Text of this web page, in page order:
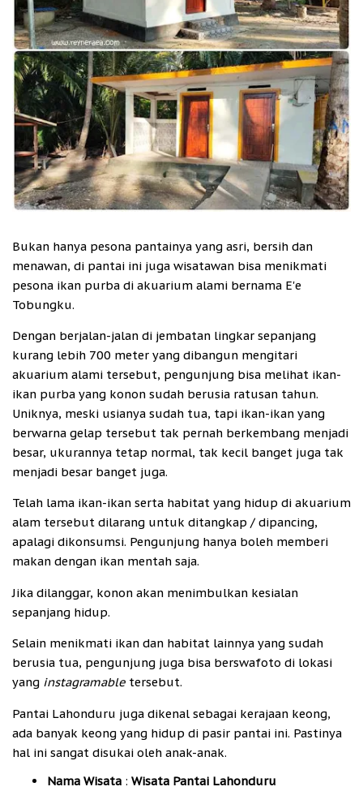
Bukan hanya pesona pantainya yang asri, bersih dan
menawan, di pantai ini juga wisatawan bisa menikmati
pesona ikan purba di akuarium alami bernama E'e
Tobungku.
Dengan berjalan-jalan di jembatan lingkar sepanjang
kurang lebih 700 meter yang dibangun mengitari
akuarium alami tersebut, pengunjung bisa melihat ikan-
ikan purba yang konon sudah berusia ratusan tahun.
Uniknya, meski usianya sudah tua, tapi ikan-ikan yang
berwarna gelap tersebut tak pernah berkembang menjadi
besar, ukurannya tetap normal, tak kecil banget juga tak
menjadi besar banget juga.
Telah lama ikan-ikan serta habitat yang hidup di akuarium
alam tersebut dilarang untuk ditangkap / dipancing,
apalagi dikonsumsi. Pengunjung hanya boleh memberi
makan dengan ikan mentah saja.
Jika dilanggar, konon akan menimbulkan kesialan
sepanjang hidup.
Selain menikmati ikan dan habitat lainnya yang sudah
berusia tua, pengunjung juga bisa berswafoto di lokasi
yang instagramable tersebut.
Pantai Lahonduru juga dikenal sebagai kerajaan keong,
ada banyak keong yang hidup di pasir pantai ini. Pastinya
hal ini sangat disukai oleh anak-anak.
Nama Wisata: Wisata Pantai Lahonduru